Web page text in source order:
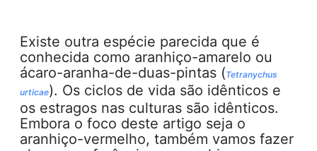
Existe outra espécie parecida que é
conhecida como aranhiço-amarelo ou
ácaro-aranha-de-duas-pintas (Tetranychus
urticae). Os ciclos de vida são idênticos e
os estragos nas culturas são idênticos.
Embora o foco deste artigo seja o
aranhiço-vermelho, também vamos fazer